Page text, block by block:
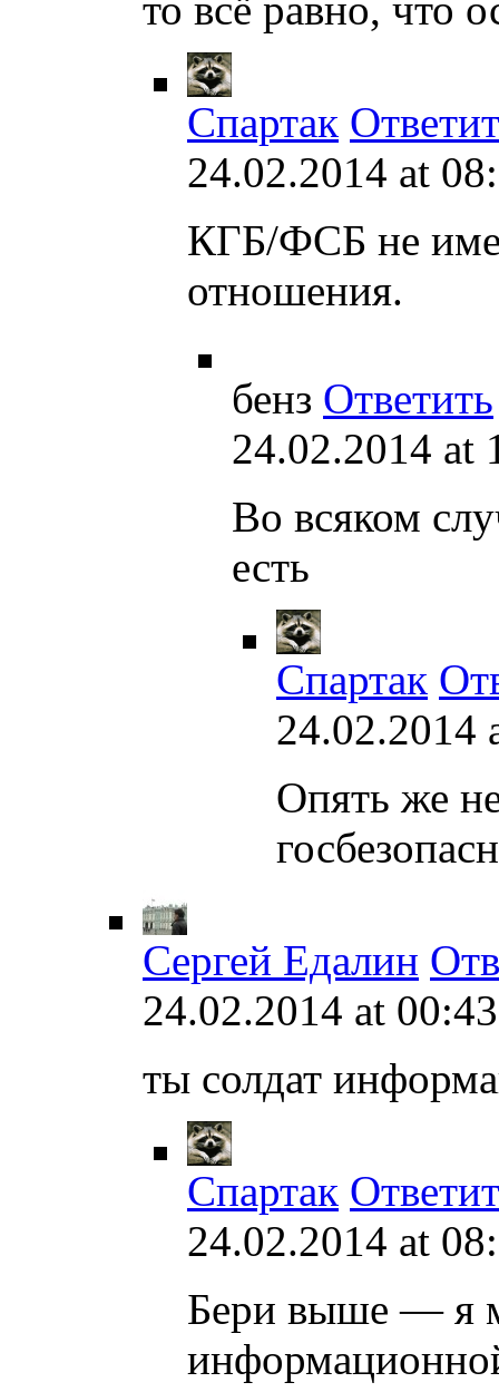
то всё равно, что
Спартак
24.02.2014 at
КГБ/ФСБ не
отношения.
бенз Ответить
24.02.2014 at
Во всяком
есть
Спартак
24.02.2014
Опять же
Сергей Едалин
24.02.2014 at 00:43
ты солдат
Спартак
24.02.2014 at
Бери выше — я